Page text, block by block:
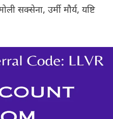
सक्सेना, उर्मी मौर्य, यष्टि